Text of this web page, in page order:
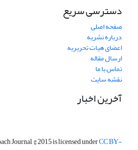
دسترسی سریع
صفحه اصلی
درباره نشریه
اعضای هیات تحریریه
ارسال مقاله
تماس با ما
نقشه سایت
آخرین اخبار
Journal© 2015 is licensed underCC BY-